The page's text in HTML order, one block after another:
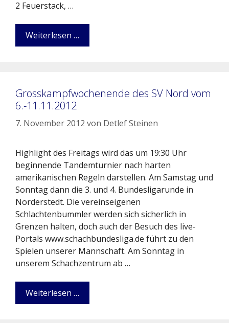
2 Feuerstack, …
Weiterlesen …
Grosskampfwochenende des SV Nord vom
6.-11.11.2012
7. November 2012 von Detlef Steinen
Highlight des Freitags wird das um 19:30 Uhr
beginnende Tandemturnier nach harten
amerikanischen Regeln darstellen. Am Samstag und
Sonntag dann die 3. und 4. Bundesligarunde in
Norderstedt. Die vereinseigenen
Schlachtenbummler werden sich sicherlich in
Grenzen halten, doch auch der Besuch des live-
Portals www.schachbundesliga.de führt zu den
Spielen unserer Mannschaft. Am Sonntag in
unserem Schachzentrum ab …
Weiterlesen …